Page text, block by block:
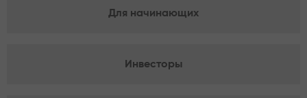
Для начинающих
Инвесторы